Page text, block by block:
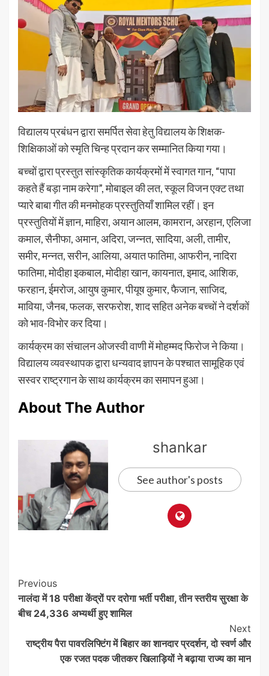
विद्यालय प्रबंधन द्वारा समर्पित सेवा हेतु विद्यालय के शिक्षक-
शिक्षिकाओं को स्मृति चिन्ह प्रदान कर सम्मानित किया गया।
बच्चों द्वारा प्रस्तुत सांस्कृतिक कार्यक्रमों में स्वागत गान, “पापा
कहते हैं बड़ा नाम करेगा”, मोबाइल की लत, स्कूल विजन एक्ट तथा
प्यारे बाबा गीत की मनमोहक प्रस्तुतियाँ शामिल रहीं। इन
प्रस्तुतियों में ज्ञान, माहिरा, अयान आलम, कामरान, अरहान, एलिजा
कमाल, सैनीफा, अमान, अदिरा, जन्नत, सादिया, अली, तामीर,
समीर, मन्नत, सरीन, आलिया, अयात फातिमा, आफरीन, नादिरा
फातिमा, मोदीहा इकबाल, मोदीहा खान, कायनात, इमाद, आशिक,
फरहान, ईमरोज, आयुष कुमार, पीयूष कुमार, फैजान, साजिद,
माविया, जैनब, फलक, सरफरोश, शाद सहित अनेक बच्चों ने दर्शकों
को भाव-विभोर कर दिया।
कार्यक्रम का संचालन ओजस्वी वाणी में मोहम्मद फिरोज ने किया।
विद्यालय व्यवस्थापक द्वारा धन्यवाद ज्ञापन के पश्चात सामूहिक एवं
सस्वर राष्ट्रगान के साथ कार्यक्रम का समापन हुआ।
About The Author
shankar
See author's posts
Post
Navigation
Previous
नालंदा में 18 परीक्षा केंद्रों पर दरोगा भर्ती परीक्षा, तीन स्तरीय सुरक्षा के
बीच 24,336 अभ्यर्थी हुए शामिल
Next
राष्ट्रीय पैरा पावरलिफ्टिंग में बिहार का शानदार प्रदर्शन, दो स्वर्ण और
एक रजत पदक जीतकर खिलाड़ियों ने बढ़ाया राज्य का मान